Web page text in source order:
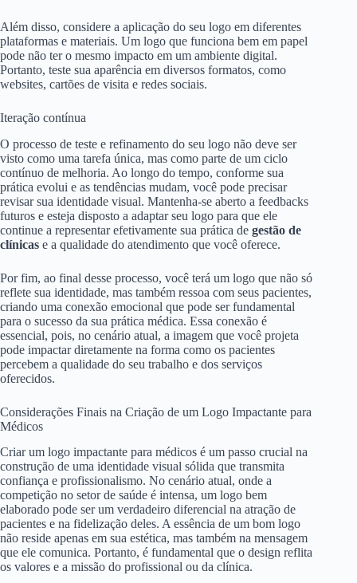
Além disso, considere a aplicação do seu logo em diferentes
plataformas e materiais. Um logo que funciona bem em papel
pode não ter o mesmo impacto em um ambiente digital.
Portanto, teste sua aparência em diversos formatos, como
websites, cartões de visita e redes sociais.
Iteração contínua
O processo de teste e refinamento do seu logo não deve ser
visto como uma tarefa única, mas como parte de um ciclo
contínuo de melhoria. Ao longo do tempo, conforme sua
prática evolui e as tendências mudam, você pode precisar
revisar sua identidade visual. Mantenha-se aberto a feedbacks
futuros e esteja disposto a adaptar seu logo para que ele
continue a representar efetivamente sua prática de gestão de
clínicas e a qualidade do atendimento que você oferece.
Por fim, ao final desse processo, você terá um logo que não só
reflete sua identidade, mas também ressoa com seus pacientes,
criando uma conexão emocional que pode ser fundamental
para o sucesso da sua prática médica. Essa conexão é
essencial, pois, no cenário atual, a imagem que você projeta
pode impactar diretamente na forma como os pacientes
percebem a qualidade do seu trabalho e dos serviços
oferecidos.
Considerações Finais na Criação de um Logo Impactante para
Médicos
Criar um logo impactante para médicos é um passo crucial na
construção de uma identidade visual sólida que transmita
confiança e profissionalismo. No cenário atual, onde a
competição no setor de saúde é intensa, um logo bem
elaborado pode ser um verdadeiro diferencial na atração de
pacientes e na fidelização deles. A essência de um bom logo
não reside apenas em sua estética, mas também na mensagem
que ele comunica. Portanto, é fundamental que o design reflita
os valores e a missão do profissional ou da clínica.